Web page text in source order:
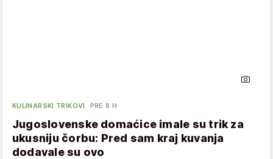
KULINARSKI TRIKOVI PRE 8 H
Jugoslovenske domaćice imale su trik za
ukusniju čorbu: Pred sam kraj kuvanja
dodavale su ovo